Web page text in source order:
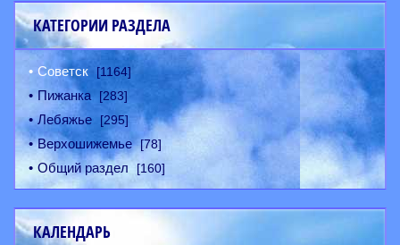
КАТЕГОРИИ РАЗДЕЛА
Советск [1164]
Пижанка [283]
Лебяжье [295]
Верхошижемье [78]
Общий раздел [160]
КАЛЕНДАРЬ